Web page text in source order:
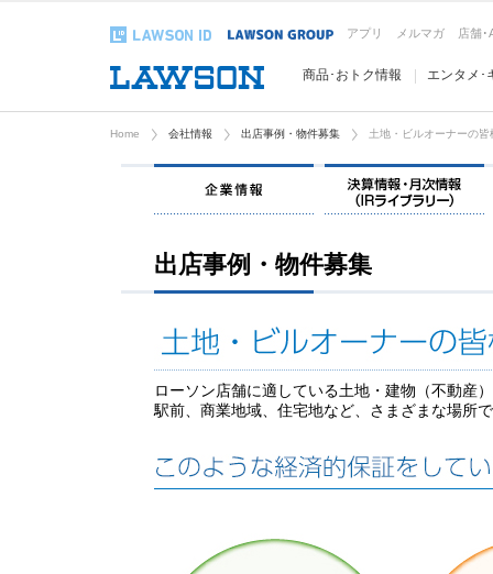
アプリ メルマガ 店舗･
商品･おトク情報 エンタメ･
Home 会社情報 出店事例・物件募集 土地・ビルオーナーの皆
企業情報
出店事例・物件募集
ローソン店舗に適している土地・建物（不動産
駅前、商業地域、住宅地など、さまざまな場所